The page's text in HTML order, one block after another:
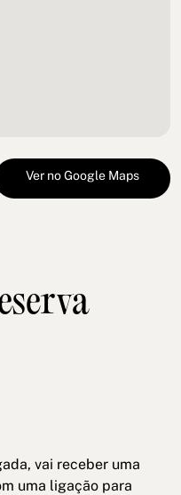
Ver no Google Maps
vai receber uma
uma ligação para